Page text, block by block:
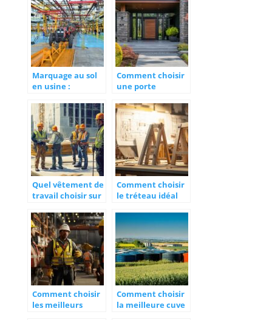
déménagement
chantiers
performants
Marquage au sol
en usine :
sécurité de vos
employés
Comment choisir
une porte
maison pour allier
sécurité et style
Quel vêtement de
travail choisir sur
Comment choisir
le tréteau idéal
Comment choisir
les meilleurs
Comment choisir
la meilleure cuve